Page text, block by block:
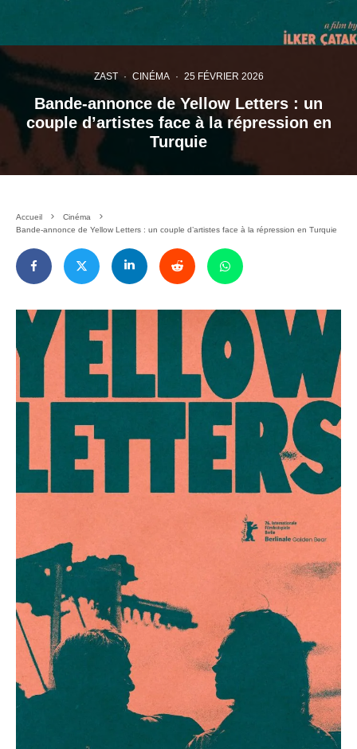
ZAST · CINÉMA · 25 FÉVRIER 2026
Bande-annonce de Yellow Letters : un
couple d’artistes face à la répression en
Turquie
Accueil
Cinéma
Bande-annonce de Yellow Letters : un couple d’artistes face à la répression en Turquie